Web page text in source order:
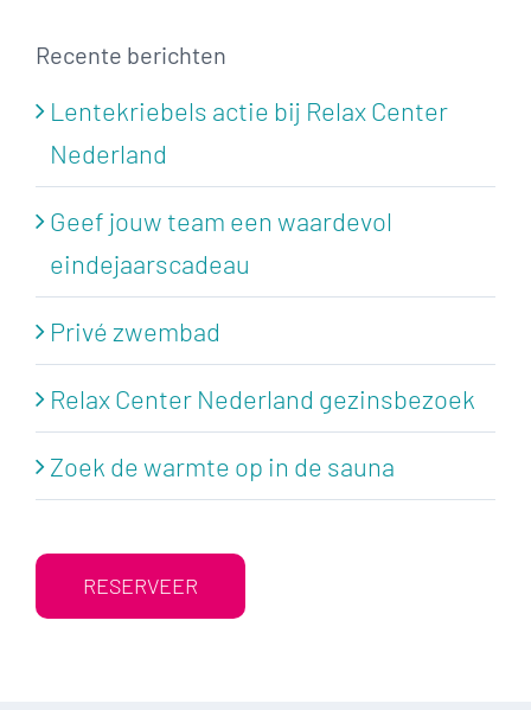
Recente berichten
Lentekriebels actie bij Relax Center
Nederland
Geef jouw team een waardevol
eindejaarscadeau
Privé zwembad
Relax Center Nederland gezinsbezoek
Zoek de warmte op in de sauna
RESERVEER